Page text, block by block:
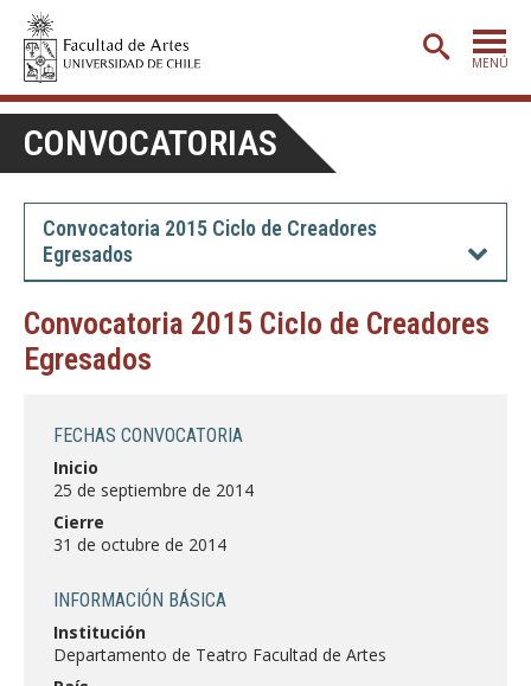
MENÚ
PORTADA
ADMISIÓN
ETAPA BÁSICA
POSTGRADO
BIBLIOTECA
DEPARTAMENTOS
FACULTAD
Estudiantes
Académicas/os
CONVOCATORIAS
Convocatoria 2015 Ciclo de Creadores
Egresados
Convocatoria 2015 Ciclo de Creadores
Egresados
FECHAS CONVOCATORIA
Inicio
25 de septiembre de 2014
Cierre
31 de octubre de 2014
INFORMACIÓN BÁSICA
Institución
Departamento de Teatro Facultad de Artes